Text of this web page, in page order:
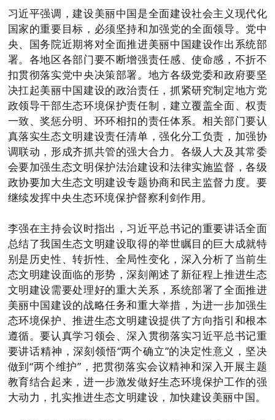
习近平强调，建设美丽中国是全面建设社会主义现代化
国家的重要目标，必须坚持和加强党的全面领导。党中
央、国务院近期将对全面推进美丽中国建设作出系统部
署。各地区各部门要不断增强责任感、使命感，不折不
扣贯彻落实党中央决策部署。地方各级党委和政府要坚
决扛起美丽中国建设的政治责任，抓紧研究制定地方党
政领导干部生态环境保护责任制，建立覆盖全面、权责
一致、奖惩分明、环环相扣的责任体系。相关部门要认
真落实生态文明建设责任清单，强化分工负责，加强协
调联动，形成齐抓共管的强大合力。各级人大及其常委
会要加强生态文明保护法治建设和法律实施监督，各级
政协要加大生态文明建设专题协商和民主监督力度。要
继续发挥中央生态环境保护督察利剑作用。
李强在主持会议时指出，习近平总书记的重要讲话全面
总结了我国生态文明建设取得的举世瞩目的巨大成就特
别是历史性、转折性、全局性变化，深入分析了当前生
态文明建设面临的形势，深刻阐述了新征程上推进生态
文明建设需要处理好的重大关系，系统部署了全面推进
美丽中国建设的战略任务和重大举措，为进一步加强生
态环境保护、推进生态文明建设提供了方向指引和根本
遵循。要认真学习领会、深入贯彻落实习近平总书记重
要讲话精神，深刻领悟“两个确立”的决定性意义，坚决
做到“两个维护”，把贯彻落实会议精神和深入开展主题
教育结合起来，进一步激发做好生态环境保护工作的强
大动力，扎实推进生态文明建设，加快建设美丽中国。